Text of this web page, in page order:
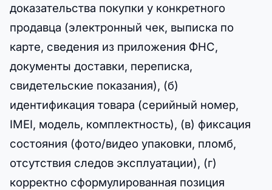
доказательства покупки у конкретного
продавца (электронный чек, выписка по
карте, сведения из приложения ФНС,
документы доставки, переписка,
свидетельские показания), (б)
идентификация товара (серийный номер,
IMEI, модель, комплектность), (в) фиксация
состояния (фото/видео упаковки, пломб,
отсутствия следов эксплуатации), (г)
корректно сформулированная позиция